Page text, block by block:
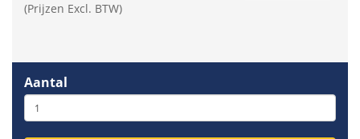
(Prijzen Excl. BTW)
Aantal